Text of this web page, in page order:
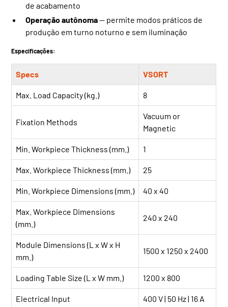
de acabamento
Operação autônoma— permite modos práticos de
produção em turno noturno e sem iluminação
Especificações:
Specs VSORT
Max. Load Capacity (kg.) 8
Fixation Methods
Vacuum or
Magnetic
Min. Workpiece Thickness (mm.) 1
Max. Workpiece Thickness (mm.) 25
Min. Workpiece Dimensions (mm.) 40 x 40
Max. Workpiece Dimensions
(mm.)
240 x 240
Module Dimensions (L x W x H
mm.)
1500 x 1250 x 2400
Loading Table Size (L x W mm.) 1200 x 800
Electrical Input 400 V | 50 Hz | 16 A